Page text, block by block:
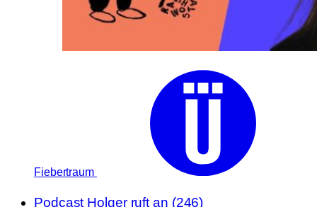
Fiebertraum
Podcast Holger ruft an (246)